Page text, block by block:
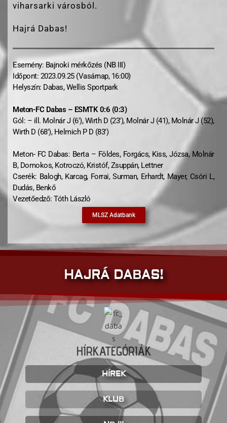
viharsarki városból.
Hajrá Dabas!
Esemény: Bajnoki mérkőzés (NB III)
Időpont: 2023.09.25 (Vasárnap, 16:00)
Helyszín: Dabas, Wellis Sportpark
Meton-FC Dabas – ESMTK 0:6 (0:3)
Gól: – ill. Molnár J (6′), Wirth D (23′), Molnár J (41), Molnár J (52),
Wirth D (68′), Helmich P D (83′)
Meton- FC Dabas: Berta – Földes, Forgács, Kiss, Józsa, Molnár
B, Domokos, Kotroczó, Kristóf, Zsuppán, Lettner
Cserék: Balogh, Karcag, Forrai, Surman, Erhardt, Mayer, Csóri L,
Dudás, Benkő
Vezetőedző: Tóth László
MLSZ Adatbank
HAJRÁ DABAS!
HÍRKATEGÓRIÁK
HÍREK
KLUB